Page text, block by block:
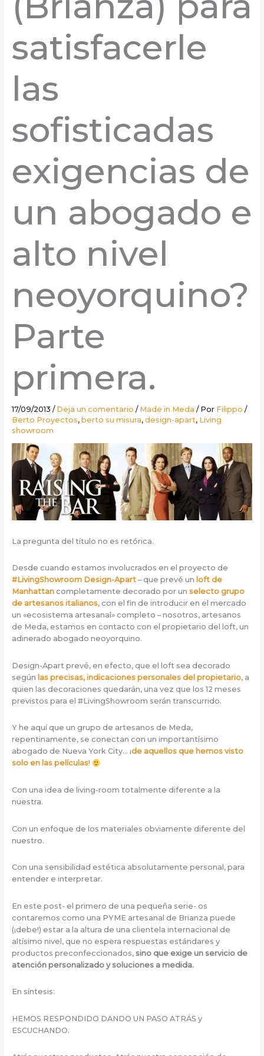
satisfacerle
las
sofisticadas
exigencias de
un abogado e
alto nivel
neoyorquino?
Parte
primera.
17/09/2013 / Deja un comentario / Made in Meda / Por Filippo /
Berto Proyectos, berto su misura, design-apart, Living
showroom
La pregunta del título no es retórica.
Desde cuando estamos involucrados en el proyecto de
#LivingShowroom Design-Apart– que prevé un loft de
Manhattancompletamente decorado por un selecto grupo
de artesanos italianos, con el fin de introducir en el mercado
un «ecosistema artesanal» completo – nosotros, artesanos
de Meda, estamos en contacto con el propietario del loft, un
adinerado abogado neoyorquino.
Design-Apart prevé, en efecto, que el loft sea decorado
según las precisas, indicaciones personales del propietario, a
quien las decoraciones quedarán, una vez que los 12 meses
previstos para el #LivingShowroom serán transcurrido.
Y he aquí que un grupo de artesanos de Meda,
repentinamente, se conectan con un importantísimo
abogado de Nueva York City… ¡de aquellos que hemos visto
solo en las películas!
Con una idea de living-room totalmente diferente a la
nuestra.
Con un enfoque de los materiales obviamente diferente del
nuestro.
Con una sensibilidad estética absolutamente personal, para
entender e interpretar.
En este post- el primero de una pequeña serie- os
contaremos como una PYME artesanal de Brianza puede
(¡debe!) estar a la altura de una clientela internacional de
altísimo nivel, que no espera respuestas estándares y
productos preconfeccionados, sino que exige un servicio de
atención personalizado y soluciones a medida.
En síntesis:
HEMOS RESPONDIDO DANDO UN PASO ATRÁS y
ESCUCHANDO.